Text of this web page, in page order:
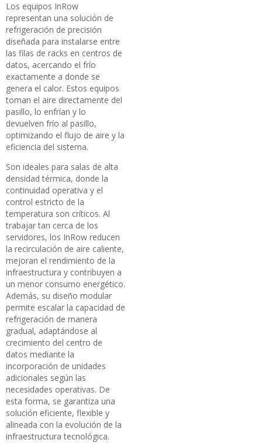
Los equipos InRow
representan una solución de
refrigeración de precisión
diseñada para instalarse entre
las filas de racks en centros de
datos, acercando el frío
exactamente a donde se
genera el calor. Estos equipos
toman el aire directamente del
pasillo, lo enfrían y lo
devuelven frío al pasillo,
optimizando el flujo de aire y la
eficiencia del sistema.
Son ideales para salas de alta
densidad térmica, donde la
continuidad operativa y el
control estricto de la
temperatura son críticos. Al
trabajar tan cerca de los
servidores, los InRow reducen
la recirculación de aire caliente,
mejoran el rendimiento de la
infraestructura y contribuyen a
un menor consumo energético.
Además, su diseño modular
permite escalar la capacidad de
refrigeración de manera
gradual, adaptándose al
crecimiento del centro de
datos mediante la
incorporación de unidades
adicionales según las
necesidades operativas. De
esta forma, se garantiza una
solución eficiente, flexible y
alineada con la evolución de la
infraestructura tecnológica.